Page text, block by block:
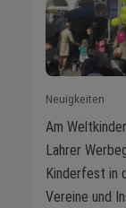
Neuigkeiten
Am
Lahrer
Kinderfest in
Vereine und